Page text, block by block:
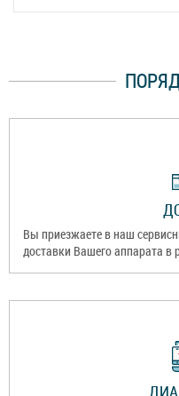
Вы приезжаете в наш
доставки Вашего аппарата в